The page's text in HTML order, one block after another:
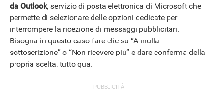
da Outlook, servizio di posta elettronica di Microsoft che
permette di selezionare delle opzioni dedicate per
interrompere la ricezione di messaggi pubblicitari.
Bisogna in questo caso fare clic su “Annulla
sottoscrizione” o “Non ricevere più” e dare conferma della
propria scelta, tutto qua.